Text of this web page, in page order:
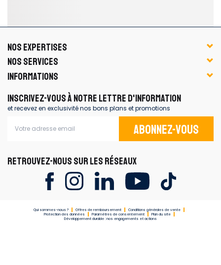
NOS EXPERTISES
NOS SERVICES
INFORMATIONS
INSCRIVEZ-VOUS À NOTRE LETTRE D'INFORMATION
et recevez en exclusivité nos bons plans et promotions
Abonnez-vous
RETROUVEZ-NOUS SUR LES RÉSEAUX
Qui sommes-nous ? Offres de remboursement
Conditions générales de vente
Protection des données
Paramètres de consentement
Plan du site
Développement durable : nos engagements et actions